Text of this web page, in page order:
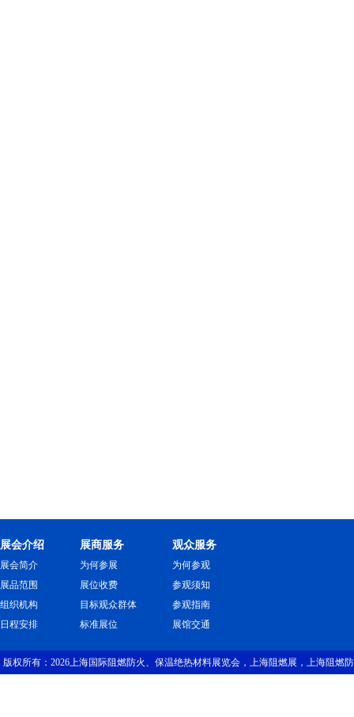
展会介绍
展会简介
展品范围
组织机构
日程安排
展商服务
为何参展
展位收费
目标观众群体
标准展位
观众服务
为何参观
参观须知
参观指南
展馆交通
版权所有：2026上海国际阻燃防火、保温绝热材料展览会，上海阻燃展，上海阻燃